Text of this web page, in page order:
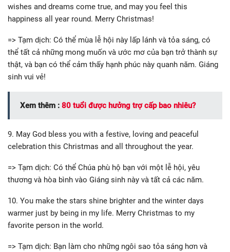
wishes and dreams come true, and may you feel this
happiness all year round. Merry Christmas!
=> Tạm dịch: Có thể mùa lễ hội này lấp lánh và tỏa sáng, có
thể tất cả những mong muốn và ước mơ của bạn trở thành sự
thật, và bạn có thể cảm thấy hạnh phúc này quanh năm. Giáng
sinh vui vẻ!
Xem thêm : 80 tuổi được hưởng trợ cấp bao nhiêu?
9. May God bless you with a festive, loving and peaceful
celebration this Christmas and all throughout the year.
=> Tạm dịch: Có thể Chúa phù hộ bạn với một lễ hội, yêu
thương và hòa bình vào Giáng sinh này và tất cả các năm.
10. You make the stars shine brighter and the winter days
warmer just by being in my life. Merry Christmas to my
favorite person in the world.
=> Tạm dịch: Bạn làm cho những ngôi sao tỏa sáng hơn và